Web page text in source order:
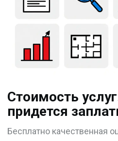
Стоимость
придется
Бесплатно качественная